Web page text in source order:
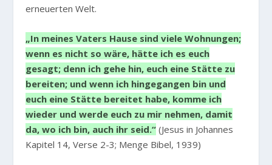
erneuerten Welt.
„In meines Vaters Hause sind viele Wohnungen;
wenn es nicht so wäre, hätte ich es euch
gesagt; denn ich gehe hin, euch eine Stätte zu
bereiten; und wenn ich hingegangen bin und
euch eine Stätte bereitet habe, komme ich
wieder und werde euch zu mir nehmen, damit
da, wo ich bin, auch ihr seid.“ (Jesus in Johannes
Kapitel 14, Verse 2-3; Menge Bibel, 1939)